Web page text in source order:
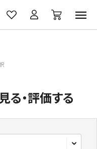
買取
無料査定
クーポン
一覧
る・評価する